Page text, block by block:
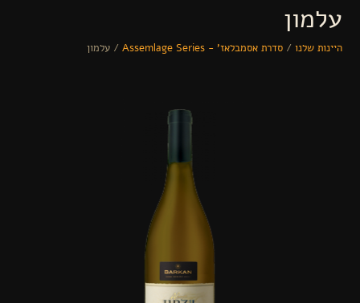
עלמון
היינות שלנו / סדרת אסמבלאז' - Assemlage Series / עלמון